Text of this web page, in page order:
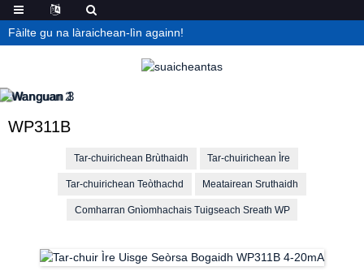
Fàilte gu na làraichean-lìn againn!
WP311B
Tar-chuirichean Brùthaidh Tar-chuirichean Ìre
Tar-chuirichean Teòthachd Meatairean Sruthaidh
Comharran Gnìomhachais Tuigseach Sreath WP